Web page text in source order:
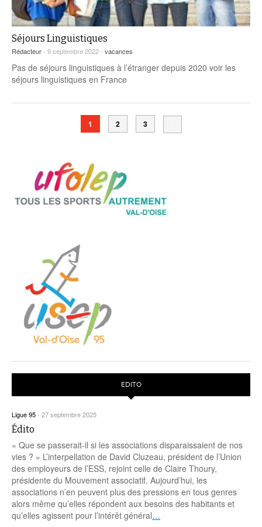
Séjours Linguistiques
Rédacteur- 9 septembre 2022 - vacances
Pas de séjours linguistiques à l’étranger depuis 2020 voir les
séjours linguistiques en France
1 2 3
EDITO
Ligue 95- 27 septembre 2025
Édito
« Que se passerait-il si les associations disparaissaient de nos
vies ? » L’interpellation de David Cluzeau, président de l’Union
des employeurs de l’ESS, rejoint celle de Claire Thoury,
présidente du Mouvement associatif. Aujourd’hui, les
associations n’en peuvent plus des pressions en tous genres
alors même qu’elles répondent aux besoins des habitants et
qu’elles agissent pour l’intérêt général…